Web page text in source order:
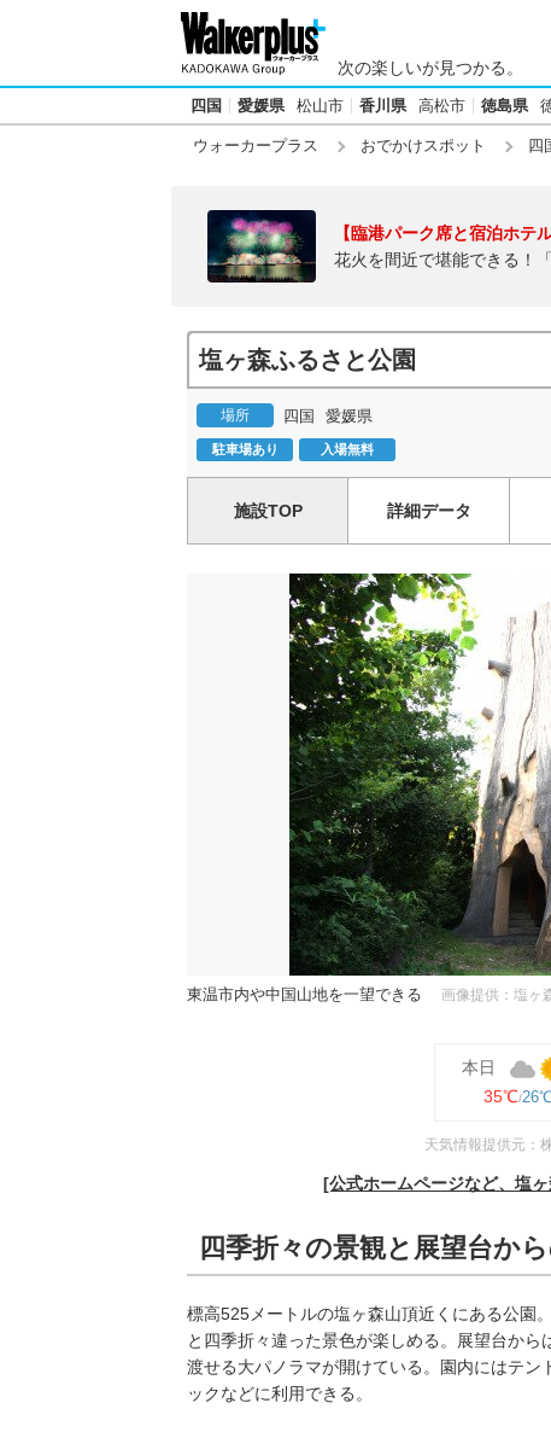
次の楽しいが見つかる。
四国 愛媛県 松山市 香川県 高松市 徳島県
ウォーカープラス おでかけスポット 四
【臨港パーク席と宿泊ホテ
花火を間近で堪能できる！
塩ヶ森ふるさと公園
場所 四国 愛媛県
駐車場あり 入場無料
施設TOP 詳細データ
東温市内や中国山地を一望できる 画像提供：塩ヶ
本日
35℃
天気情報提供元：
[公式ホームページなど、塩
四季折々の景観と展望台か
標高525メートルの塩ヶ森山頂近くにある公園
と四季折々違った景色が楽しめる。展望台か
渡せる大パノラマが開けている。園内にはテ
ックなどに利用できる。